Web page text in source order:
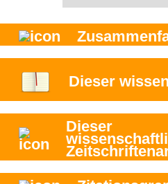
Dieser
Dieser